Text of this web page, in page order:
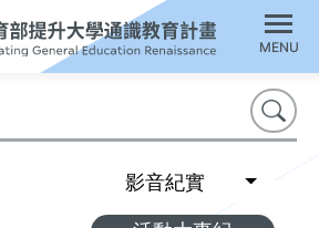
MENU
搜尋
影音紀實